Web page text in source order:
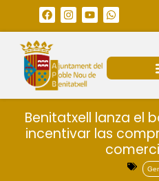
Benitatxell lanza el
incentivar las